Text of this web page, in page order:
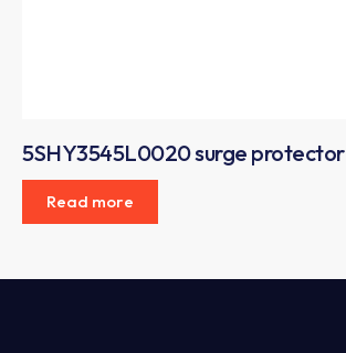
5SHY3545L0020 surge protector
Read more